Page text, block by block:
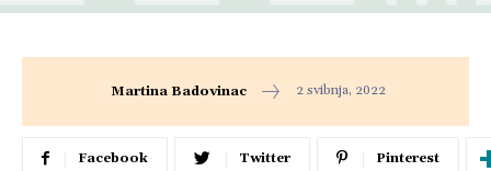
Martina Badovinac 2 svibnja, 2022
Facebook Twitter Pinterest